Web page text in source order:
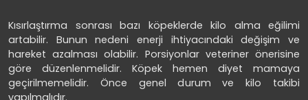
Kısırlaştırma sonrası bazı köpeklerde kilo alma eğilimi
artabilir. Bunun nedeni enerji ihtiyacındaki değişim ve
hareket azalması olabilir. Porsiyonlar veteriner önerisine
göre düzenlenmelidir. Köpek hemen diyet mamaya
geçirilmemelidir. Önce genel durum ve kilo takibi
yapılmalıdır.